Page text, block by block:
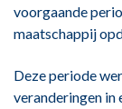
voorgaande
maatschappij
Deze periode
veranderingen in